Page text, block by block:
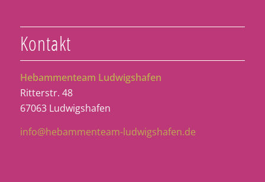
Kontakt
Hebammenteam Ludwigshafen
Ritterstr. 48
67063 Ludwigshafen
info@hebammenteam-ludwigshafen.de